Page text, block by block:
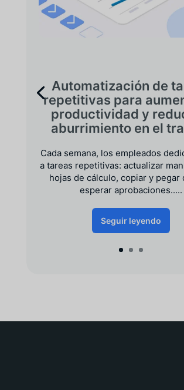
Automatización de
repetitivas para
productividad y
aburrimiento en el
Cada semana, los empleados
a tareas repetitivas: actualizar
hojas de cálculo, copiar y pegar
esperar aprobaciones.....
Seguir leyendo